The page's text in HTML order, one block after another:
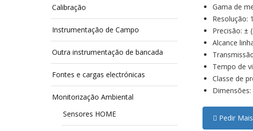
Gama de
Resolução:
Precisão: ±
Alcance
Tempo de
Classe de
Pedir
Calibração
Instrumentação de Campo
Outra instrumentação de bancada
Fontes e cargas electrónicas
Monitorização Ambiental
Sensores HOME